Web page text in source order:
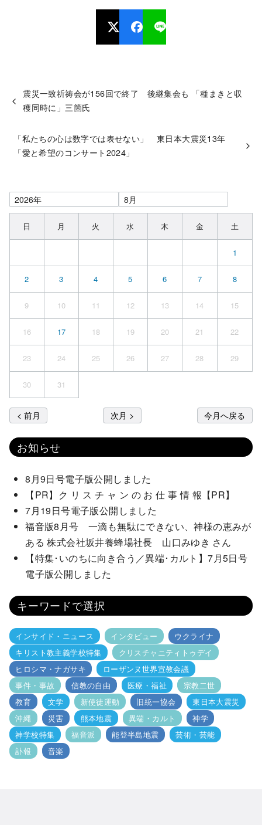
震災一致祈祷会が156回で終了 後継集会も 「種まきと収
穫同時に」三箇氏
「私たちの心は数字では表せない」 東日本大震災13年
「愛と希望のコンサート2024」
日 月 火 水 木 金 土
1
2 3 4 5 6 7 8
9 10 11 12 13 14 15
16 17 18 19 20 21 22
23 24 25 26 27 28 29
30 31
< 前月 次月 > 今月へ戻る
お知らせ
8月9日号電子版公開しました
【PR】ク リ ス チ ャ ン の お 仕 事 情 報【PR】
7月19日号電子版公開しました
福音版8月号 一滴も無駄にできない、神様の恵みが
ある 株式会社坂井養蜂場社長 山口みゆき さん
【特集･いのちに向き合う／異端･カルト】7月5日号
電子版公開しました
キーワードで選択
インサイド・ニュース インタビュー
ウクライナ
キリスト教主義学校特集
クリスチャニティトゥデイ
ヒロシマ・ナガサキ
ローザンヌ世界宣教会議
事件・事故
信教の自由 医療・福祉
宗教二世
教育
文学 新使徒運動 旧統一協会
東日本大震災
沖縄
災害 熊本地震 異端・カルト
神学
神学校特集
福音派 能登半島地震
芸術・芸能
訃報
音楽